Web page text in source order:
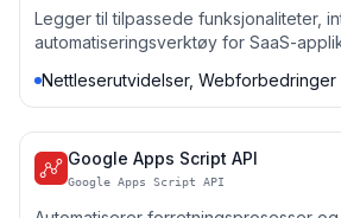
Legger til tilpassede funksjonaliteter,
automatiseringsverktøy for SaaS-
Nettleserutvidelser, Webforbedringer
Google Apps Script API
Google Apps Script API